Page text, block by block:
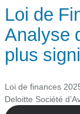
Loi de
Analyse
plus
Loi de finances
Deloitte Société